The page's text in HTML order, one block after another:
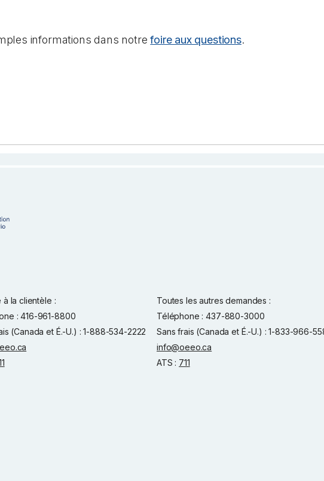
informations dans notrefoire aux questions.
à la clientèle :
: 416-961-8800
(Canada et É.-U.) : 1-888-534-2222
Toutes les autres demandes :
Téléphone : 437-880-3000
Sans frais (Canada et É.-U.) : 1-833-966-
info@oeeo.ca
ATS : 711